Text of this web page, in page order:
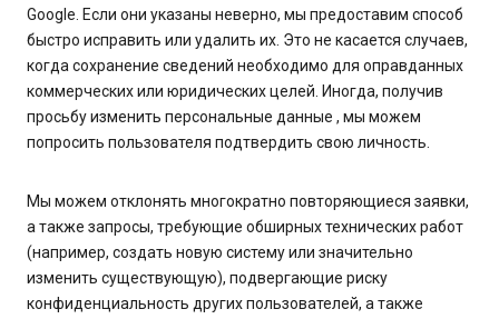
Google. Если они указаны неверно, мы предоставим способ
быстро исправить или удалить их. Это не касается случаев,
когда сохранение сведений необходимо для оправданных
коммерческих или юридических целей. Иногда, получив
просьбу изменить персональные данные , мы можем
попросить пользователя подтвердить свою личность.
Мы можем отклонять многократно повторяющиеся заявки,
а также запросы, требующие обширных технических работ
(например, создать новую систему или значительно
изменить существующую), подвергающие риску
конфиденциальность других пользователей, а также